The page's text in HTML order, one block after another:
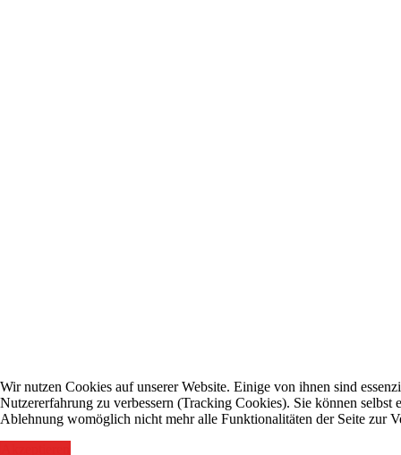
Wir nutzen Cookies auf unserer Website. Einige von ihnen sind
Nutzererfahrung zu verbessern (Tracking Cookies). Sie können selbst
Ablehnung womöglich nicht mehr alle Funktionalitäten der Seite zur